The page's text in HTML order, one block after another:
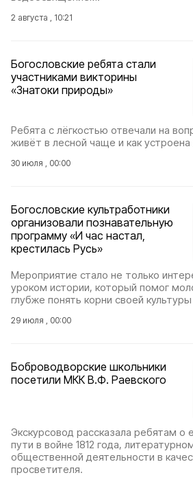
2 августа , 10:21
Богословские ребята стали
участниками викторины
«Знатоки природы»
Ребята с лёгкостью отвечали на
живёт в лесной чаще и как
30 июля , 00:00
Богословские культработники
организовали познавательную
программу «И час настал,
крестилась Русь»
Мероприятие стало не только
уроком истории, который помог
глубже понять корни своей
29 июля , 00:00
Боброводворские школьники
посетили МКК В.Ф. Раевского
Экскурсовод рассказала ребятам о
пути в войне 1812 года,
общественной деятельности в
просветителя.